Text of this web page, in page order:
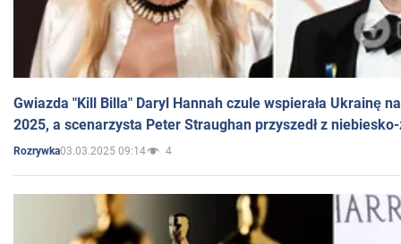
Gwiazda "Kill Billa" Daryl Hannah czule wspierała Ukrainę
2025, a scenarzysta Peter Straughan przyszedł z
Rozrywka03.03.2025 09:14 4